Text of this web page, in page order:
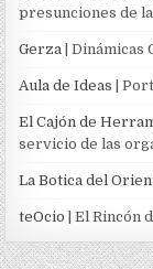
presunciones de
Gerza | Dinámicas
Aula de Ideas |
El Cajón de
servicio de las
La Botica del
teOcio | El Rincón